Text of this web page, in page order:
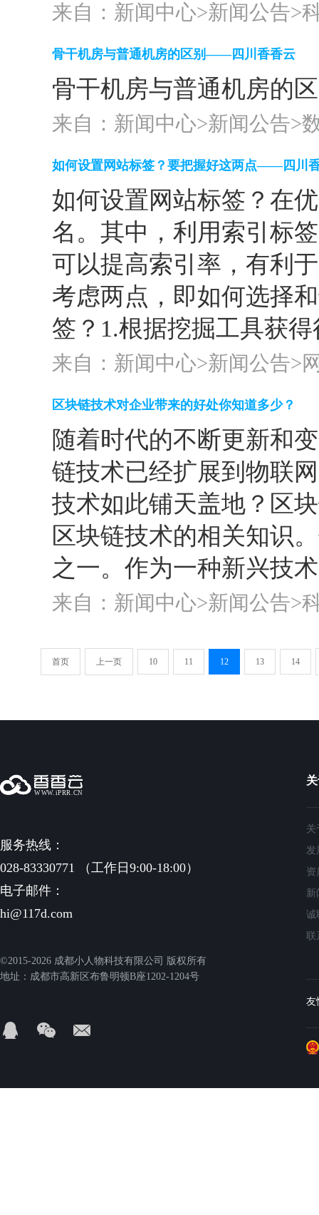
来自：新闻中心>新闻公告>
骨干机房与普通机房的区别——四川香香云
骨干机房与普通机房的
来自：新闻中心>新闻公告>
如何设置网站标签？要把握好这两点——四川
如何设置网站标签？在
名。其中，利用索引标
可以提高索引率，有利
考虑两点，即如何选择
签？1.根据挖掘工具获
来自：新闻中心>新闻公告>
区块链技术对企业带来的好处你知道多少？
随着时代的不断更新和
链技术已经扩展到物联
技术如此铺天盖地？区
区块链技术的相关知识
之一。作为一种新兴技
来自：新闻中心>新闻公告>
首页 上一页 10 11 12 13 14
服务热线：
028-83330771 （工作日9:00-18:00）
电子邮件：
hi@117d.com
©2015-2026 成都小人物科技有限公司 版权所有
地址：成都市高新区布鲁明顿B座1202-1204号
关
发
资
新
诚
联